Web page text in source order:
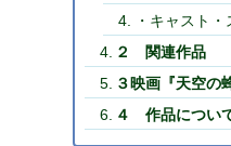
・キャスト
２ 関連作品
３映画『天空の
４ 作品につい